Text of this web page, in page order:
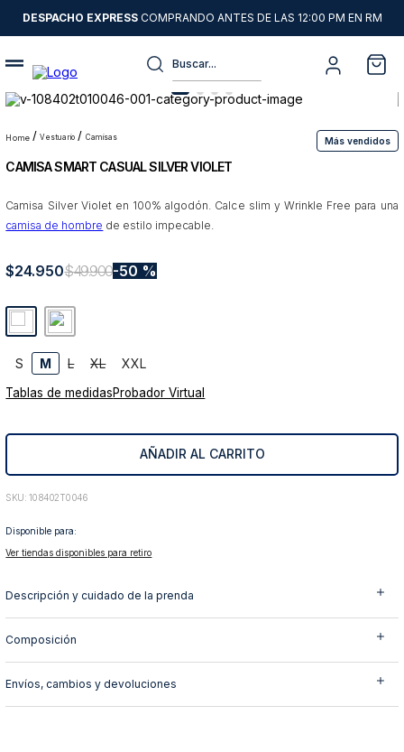
DESPACHO EXPRESSCOMPRANDO ANTES DE LAS 12:00 PM EN RM
Buscar...
vestuario camisas Más vendidos
CAMISA SMART CASUAL SILVER VIOLET
Camisa Silver Violet en 100% algodón. Calce slim y Wrinkle Free para una
camisa de hombre de estilo impecable.
$24.950$49.900 50 %
S M L XL XXL
Tablas de medidasProbador Virtual
AÑADIR AL CARRITO
: 108402T0046
Disponible para:
Ver tiendas disponibles para retiro
Descripción y cuidado de la prenda
Composición
Envíos, cambios y devoluciones
1.
sweater
2.
chaquetas
3.
pantalon
4.
camisas
5.
chaqueta cuero
7.
blazer
8
chaqueta
9.
poleron